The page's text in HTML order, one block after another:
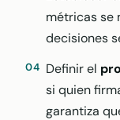
métricas se
decisiones
Definir el
si quien
garantiza